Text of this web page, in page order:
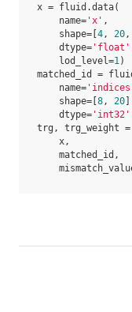
x = fluid .data(
name= 'x' ,
shape= 4, 20,
dtype= 'float'
lod_level=1)
matched_id
=
name=
shape= 8, 20
dtype= 'int32'
trg , trg_weight =
x,
matched_id ,